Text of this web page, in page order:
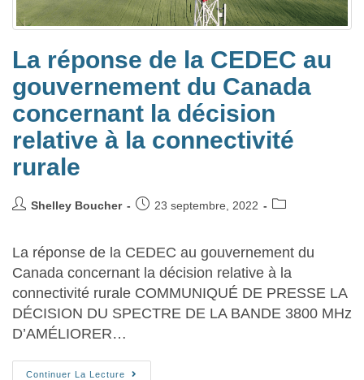
La réponse de la CEDEC au
gouvernement du Canada
concernant la décision
relative à la connectivité
rurale
Shelley Boucher 23 septembre, 2022
La réponse de la CEDEC au gouvernement du
Canada concernant la décision relative à la
connectivité rurale COMMUNIQUÉ DE PRESSE LA
DÉCISION DU SPECTRE DE LA BANDE 3800 MHz
D’AMÉLIORER…
Continuer La Lecture